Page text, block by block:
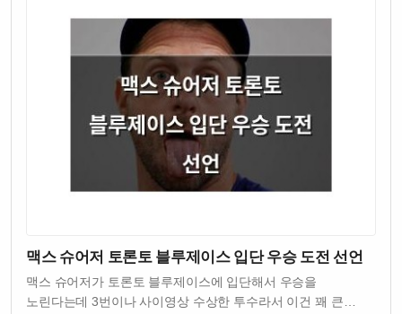
맥스 슈어저 토론토 블루제이스 입단 우승 도전 선언
맥스 슈어저가 토론토 블루제이스에 입단해서 우승을
노린다는데 3번이나 사이영상 수상한 투수라서 이건 꽤 큰